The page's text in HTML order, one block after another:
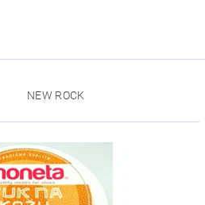
NEW ROCK